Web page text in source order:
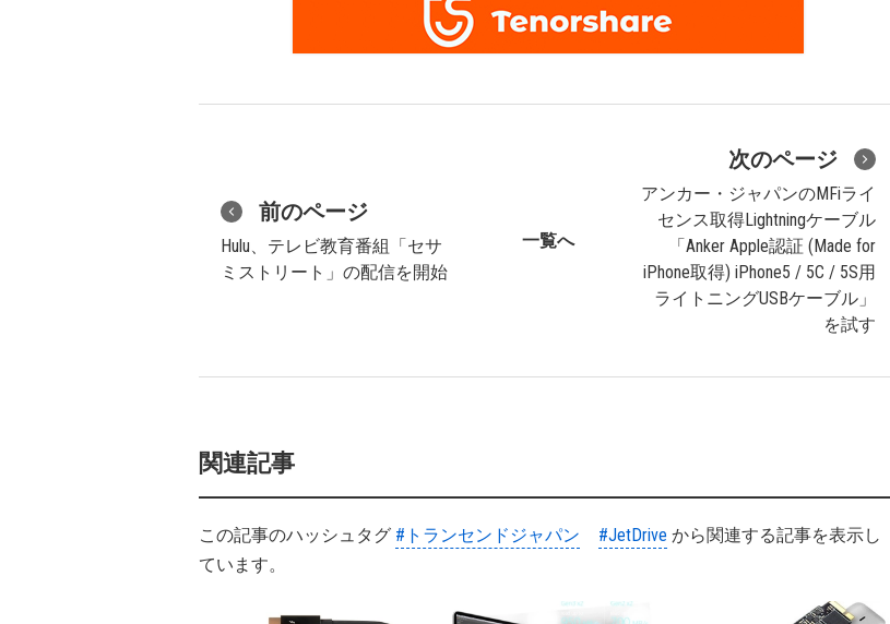
前のページ
Hulu、テレビ教育番組「セサ
ミストリート」の配信を開始
一覧へ
次のページ
アンカー・ジャパンのMFiライ
センス取得Lightningケーブル
「Anker Apple認証 (Made for
iPhone取得) iPhone5 / 5C / 5S用
ライトニングUSBケーブル」
を試す
関連記事
この記事のハッシュタグ #トランセンドジャパン #JetDrive から関連する記事を表示し
ています。